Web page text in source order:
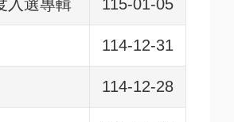
入選專輯 115-01-05
114-12-31
114-12-28